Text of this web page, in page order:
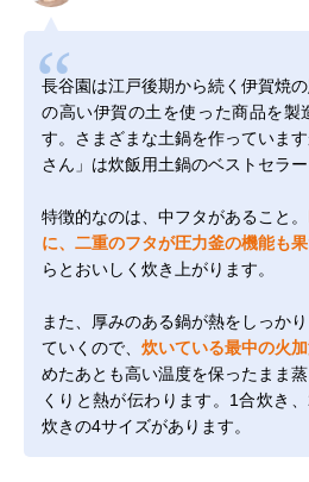
長谷園は江戸後期から続く伊賀焼
の高い伊賀の土を使った商品を製
す。さまざまな土鍋を作っていま
さん」は炊飯用土鍋のベストセラー
特徴的なのは、中フタがあること。
に、二重のフタが圧力釜の機能も
らとおいしく炊き上がります。
また、厚みのある鍋が熱をしっか
ていくので、 炊いている最中の火
めたあとも高い温度を保ったまま
くりと熱が伝わります。1合炊き
炊きの4サイズがあります。